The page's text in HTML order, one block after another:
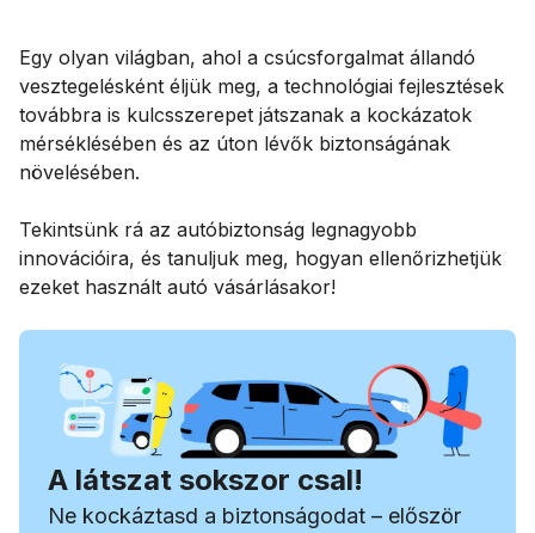
Egy olyan világban, ahol a csúcsforgalmat állandó
vesztegelésként éljük meg, a technológiai fejlesztések
továbbra is kulcsszerepet játszanak a kockázatok
mérséklésében és az úton lévők biztonságának
növelésében.
Tekintsünk rá az autóbiztonság legnagyobb
innovációira, és tanuljuk meg, hogyan ellenőrizhetjük
ezeket használt autó vásárlásakor!
A látszat sokszor csal!
Ne kockáztasd a biztonságodat – először